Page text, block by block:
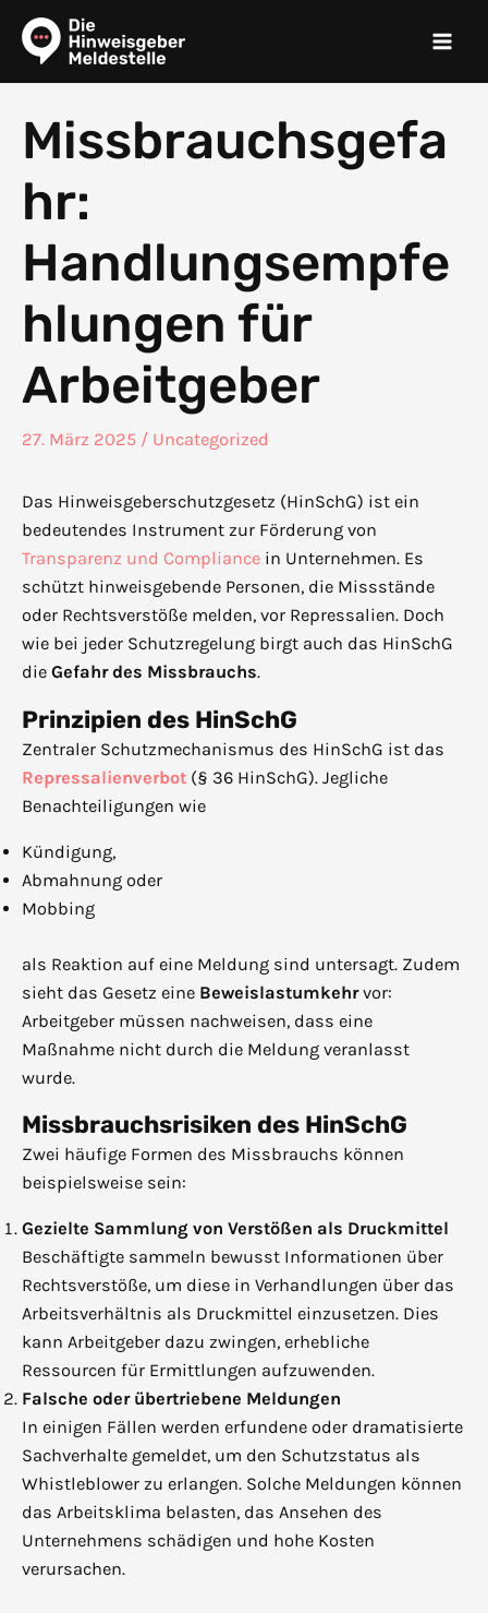
Zum
Inhalt
springen
Missbrauchsgefa
hr:
Handlungsempfe
hlungen für
Arbeitgeber
27. März 2025 / Uncategorized
Das Hinweisgeberschutzgesetz (HinSchG) ist ein
bedeutendes Instrument zur Förderung von
Transparenz und Compliance in Unternehmen. Es
schützt hinweisgebende Personen, die Missstände
oder Rechtsverstöße melden, vor Repressalien. Doch
wie bei jeder Schutzregelung birgt auch das HinSchG
die Gefahr des Missbrauchs.
Prinzipien des HinSchG
Zentraler Schutzmechanismus des HinSchG ist das
Repressalienverbot (§ 36 HinSchG). Jegliche
Benachteiligungen wie
Kündigung,
Abmahnung oder
Mobbing
als Reaktion auf eine Meldung sind untersagt. Zudem
sieht das Gesetz eine Beweislastumkehrvor:
Arbeitgeber müssen nachweisen, dass eine
Maßnahme nicht durch die Meldung veranlasst
wurde.
Missbrauchsrisiken des HinSchG
Zwei häufige Formen des Missbrauchs können
beispielsweise sein:
Gezielte Sammlung von Verstößen als Druckmittel
Beschäftigte sammeln bewusst Informationen über
Rechtsverstöße, um diese in Verhandlungen über das
Arbeitsverhältnis als Druckmittel einzusetzen. Dies
kann Arbeitgeber dazu zwingen, erhebliche
Ressourcen für Ermittlungen aufzuwenden.
Falsche oder übertriebene Meldungen
In einigen Fällen werden erfundene oder dramatisierte
Sachverhalte gemeldet, um den Schutzstatus als
Whistleblower zu erlangen. Solche Meldungen können
das Arbeitsklima belasten, das Ansehen des
Unternehmens schädigen und hohe Kosten
verursachen.